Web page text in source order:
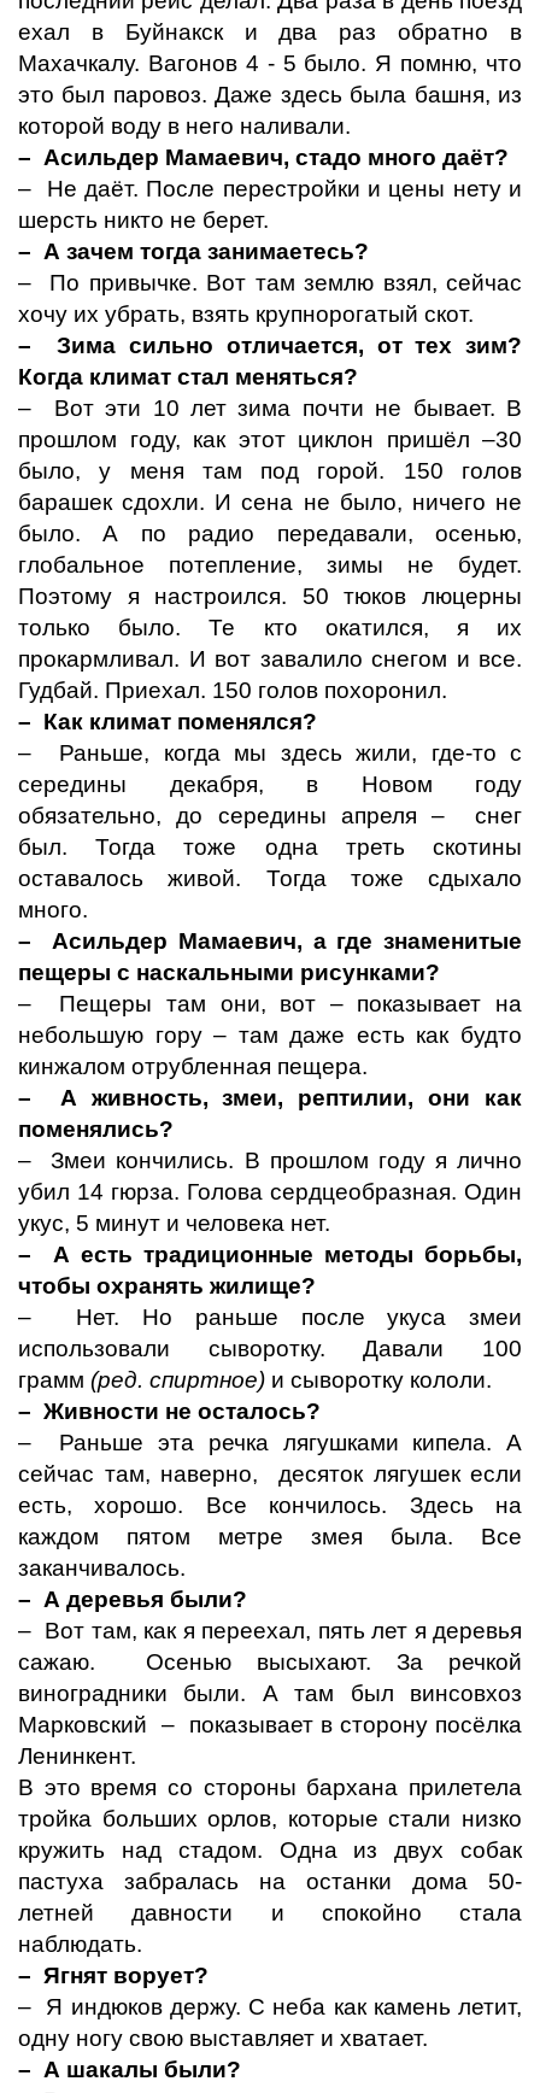
ехал в Буйнакск и два раз обратно в
Махачкалу. Вагонов 4 - 5 было. Я помню, что
это был паровоз. Даже здесь была башня, из
которой воду в него наливали.
– Асильдер Мамаевич, стадо много даёт?
– Не даёт. После перестройки и цены нету и
шерсть никто не берет.
– А зачем тогда занимаетесь?
– По привычке. Вот там землю взял, сейчас
хочу их убрать, взять крупнорогатый скот.
– Зима сильно отличается, от тех зим?
Когда климат стал меняться?
– Вот эти 10 лет зима почти не бывает. В
прошлом году, как этот циклон пришёл –30
было, у меня там под горой. 150 голов
барашек сдохли. И сена не было, ничего не
было. А по радио передавали, осенью,
глобальное потепление, зимы не будет.
Поэтому я настроился. 50 тюков люцерны
только было. Те кто окатился, я их
прокармливал. И вот завалило снегом и все.
Гудбай. Приехал. 150 голов похоронил.
– Как климат поменялся?
– Раньше, когда мы здесь жили, где-то с
середины декабря, в Новом году
обязательно, до середины апреля – снег
был. Тогда тоже одна треть скотины
оставалось живой. Тогда тоже сдыхало
много.
– Асильдер Мамаевич, а где знаменитые
пещеры с наскальными рисунками?
– Пещеры там они, вот – показывает на
небольшую гору – там даже есть как будто
кинжалом отрубленная пещера.
– А живность, змеи, рептилии, они как
поменялись?
– Змеи кончились. В прошлом году я лично
убил 14 гюрза. Голова сердцеобразная. Один
укус, 5 минут и человека нет.
– А есть традиционные методы борьбы,
чтобы охранять жилище?
– Нет. Но раньше после укуса змеи
использовали сыворотку. Давали 100
грамм (ред. спиртное) и сыворотку кололи.
– Живности не осталось?
– Раньше эта речка лягушками кипела. А
сейчас там, наверно, десяток лягушек если
есть, хорошо. Все кончилось. Здесь на
каждом пятом метре змея была. Все
заканчивалось.
– А деревья были?
– Вот там, как я переехал, пять лет я деревья
сажаю. Осенью высыхают. За речкой
виноградники были. А там был винсовхоз
Марковский – показывает в сторону посёлка
Ленинкент.
В это время со стороны бархана прилетела
тройка больших орлов, которые стали низко
кружить над стадом. Одна из двух собак
пастуха забралась на останки дома 50-
летней давности и спокойно стала
наблюдать.
– Ягнят ворует?
– Я индюков держу. С неба как камень летит,
одну ногу свою выставляет и хватает.
– А шакалы были?